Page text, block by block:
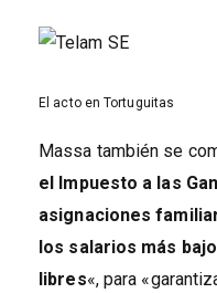
Previous
Next
El acto en Tortuguitas
Massa también se
el Impuesto a las
asignaciones
los salarios más
libres«, para